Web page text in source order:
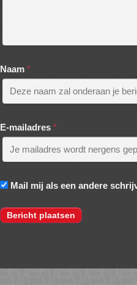
Naam *
E-mailadres *
Mail mij als een andere